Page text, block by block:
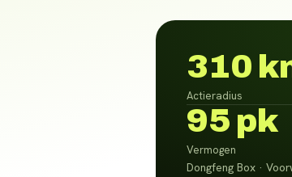
310
Actieradius
95 pk
Vermogen
Dongfeng Box ·